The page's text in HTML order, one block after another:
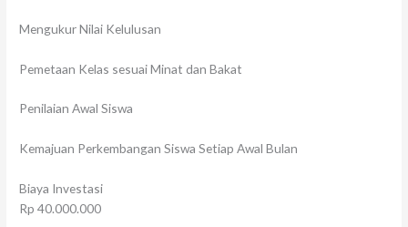
Mengukur Nilai Kelulusan
Pemetaan Kelas sesuai Minat dan Bakat
Penilaian Awal Siswa
Kemajuan Perkembangan Siswa Setiap Awal Bulan
Biaya Investasi
Rp 40.000.000